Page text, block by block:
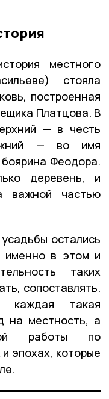
местного
стояла
построенная
Платцова. В
— в честь
— во имя
Феодора.
деревень, и
важной частью
остались
именно в этом и
таких
сопоставлять.
каждая такая
на местность, а
работы по
эпохах, которые